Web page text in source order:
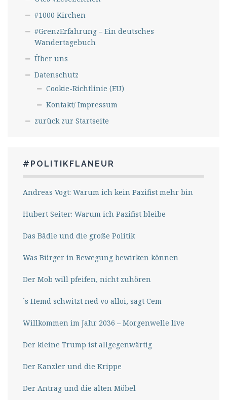
#1000 Kirchen
#GrenzErfahrung – Ein deutsches
Wandertagebuch
Über uns
Datenschutz
Cookie-Richtlinie (EU)
Kontakt/ Impressum
zurück zur Startseite
#POLITIKFLANEUR
Andreas Vogt: Warum ich kein Pazifist mehr bin
Hubert Seiter: Warum ich Pazifist bleibe
Das Bädle und die große Politik
Was Bürger in Bewegung bewirken können
Der Mob will pfeifen, nicht zuhören
´s Hemd schwitzt ned vo alloi, sagt Cem
Willkommen im Jahr 2036 – Morgenwelle live
Der kleine Trump ist allgegenwärtig
Der Kanzler und die Krippe
Der Antrag und die alten Möbel